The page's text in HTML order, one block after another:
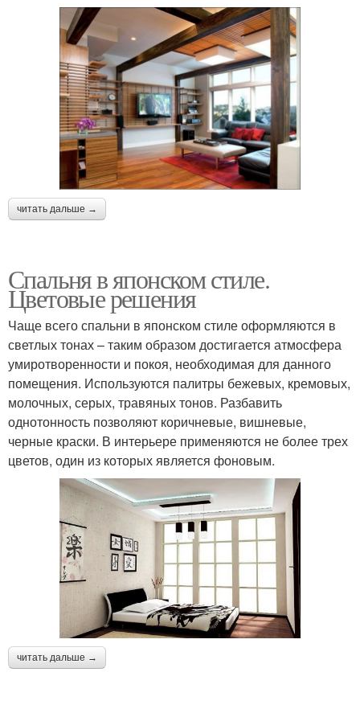
читать дальше →
Спальня в японском стиле.
Цветовые решения
Чаще всего спальни в японском стиле оформляются в
светлых тонах – таким образом достигается атмосфера
умиротворенности и покоя, необходимая для данного
помещения. Используются палитры бежевых, кремовых,
молочных, серых, травяных тонов. Разбавить
однотонность позволяют коричневые, вишневые,
черные краски. В интерьере применяются не более трех
цветов, один из которых является фоновым.
читать дальше →